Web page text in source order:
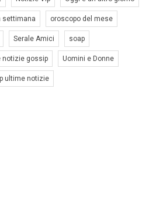
settimana oroscopo del mese
Serale Amici soap
notizie gossip Uomini e Donne
ultime notizie